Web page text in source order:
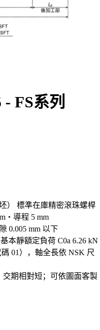
- FS系列
） 標準在庫精密滾珠螺桿
・導程 5 mm
0.005 mm 以下
本靜額定負荷 C0a 6.26 kN
01），軸全長依 NSK 尺
期相對短；可依圖面客製